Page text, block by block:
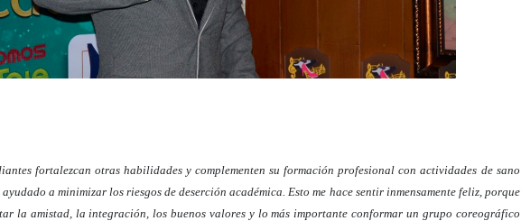
fortalezcan otras habilidades y complementen su formación profesional con actividades de sano
a minimizar los riesgos de deserción académica. Esto me hace sentir inmensamente feliz, porque
la amistad, la integración, los buenos valores y lo más importante conformar un grupo coreográfico